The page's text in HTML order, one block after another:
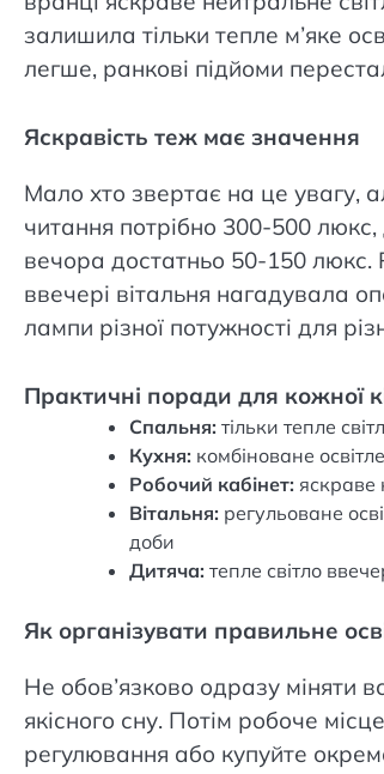
залишила тільки тепле м’яке
легше, ранкові підйоми
Яскравість теж має значення
Мало хто звертає на це увагу,
читання потрібно 300-500
вечора достатньо 50-150 люкс.
ввечері вітальня нагадувала
лампи різної потужності для
Практичні поради для кожної
Спальня: тільки тепле
Кухня: комбіноване
Робочий кабінет: яскраве
Вітальня: регульоване
доби
Дитяча: тепле світло
Як організувати правильне
Не обов’язково одразу міняти
якісного сну. Потім робоче
регулювання або купуйте